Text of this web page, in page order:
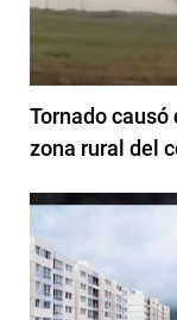
Tornado causó
zona rural del